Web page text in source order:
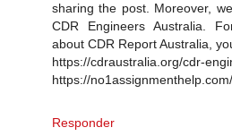
sharing the post. Moreover,
CDR Engineers Australia.
about CDR Report Australia,
https://cdraustralia.org/cdr-
https://
Responder